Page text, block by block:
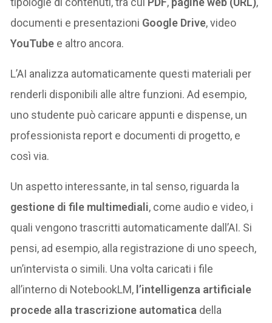
documenti e presentazioni Google Drive, video
YouTube e altro ancora​.
L’AI analizza automaticamente questi materiali per
renderli disponibili alle altre funzioni. Ad esempio,
uno studente può caricare appunti e dispense, un
professionista report e documenti di progetto, e
così via.
Un aspetto interessante, in tal senso, riguarda la
gestione di file multimediali, come audio e video, i
quali vengono trascritti automaticamente dall’AI. Si
pensi, ad esempio, alla registrazione di uno speech,
un’intervista o simili. Una volta caricati i file
all’interno di NotebookLM, l’intelligenza artificiale
procede alla trascrizione automatica della